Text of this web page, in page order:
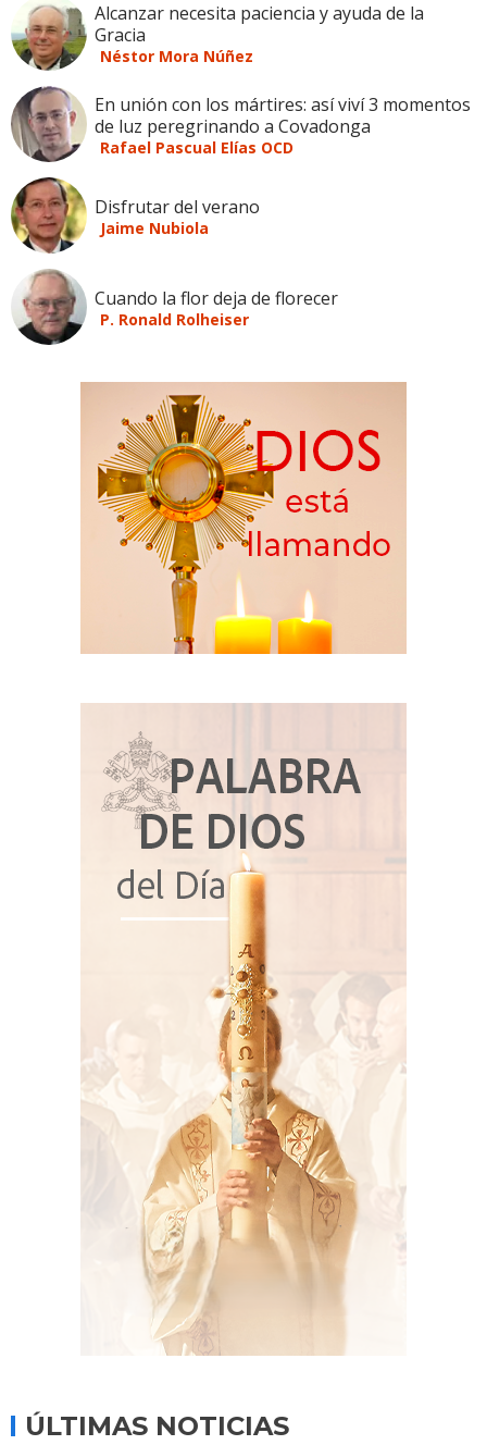
Alcanzar necesita paciencia y ayuda de la
Gracia
Néstor Mora Núñez
En unión con los mártires: así viví 3 momentos
de luz peregrinando a Covadonga
Rafael Pascual Elías OCD
Disfrutar del verano
Jaime Nubiola
Cuando la flor deja de florecer
P. Ronald Rolheiser
ÚLTIMAS NOTICIAS